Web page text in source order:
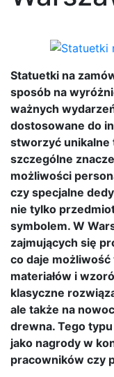
Statuetki na
sposób na
ważnych
dostosowane do
stworzyć unikalne
szczególne
możliwości
czy specjalne
nie tylko
symbolem. W
zajmujących się
co daje
materiałów i
klasyczne
ale także na
drewna. Tego
jako nagrody w
pracowników czy